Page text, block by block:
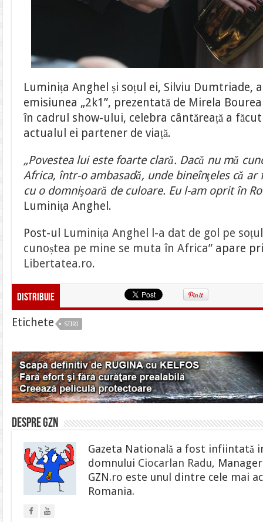
Luminița Anghel și soțul ei, Silviu Dumtriade,
emisiunea „2k1”, prezentată de Mirela
în cadrul show-ului, celebra cântăreață a
actualul ei partener de viață.
„Povestea lui este foarte clară. Dacă nu mă
Africa, într-o ambasadă, unde bineînţeles că ar
cu o domnişoară de culoare. Eu l-am oprit în
Luminiţa Anghel.
Post-ul Luminița Anghel l-a dat de gol pe soțul
cunoștea pe mine se muta în Africa” apare
Libertatea.ro.
Distribuie
Etichete STIRI
Despre gzn
Gazeta Natională a fost infiintată
domnului Ciocarlan Radu,
GZN.ro este unul dintre cele mai
Romania.